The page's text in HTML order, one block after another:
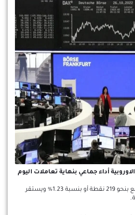
الاوروبية أداء جماعي بنهاية تعاملات اليوم
مؤشر داكس الألماني يرتفع بنحو 219 نقطة أو بنسبة 1.23% ويستقر